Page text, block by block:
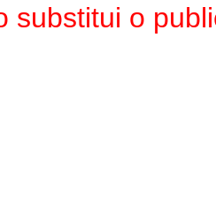
substitui o